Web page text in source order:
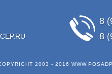
8
8
2003 - 2016